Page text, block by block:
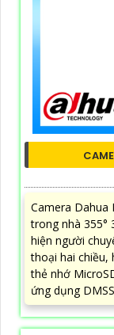
Camera Dahua
trong nhà 355°
hiện người
thoại hai chiều,
thẻ nhớ
ứng dụng DMSS